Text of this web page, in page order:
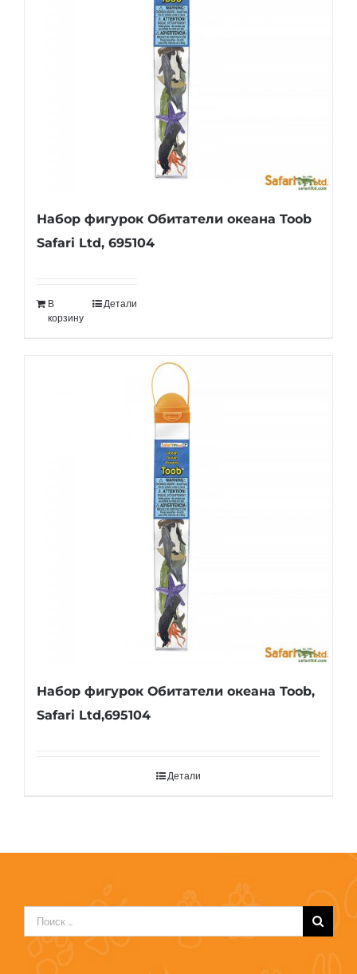
Набор фигурок Обитатели океана Toob
Safari Ltd, 695104
В
корзину
Детали
Набор фигурок Обитатели океана Toob,
Safari Ltd,695104
Детали
Результат
поиска: